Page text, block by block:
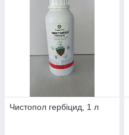
Чистопол гербіцид, 1 л